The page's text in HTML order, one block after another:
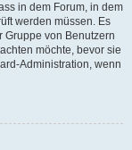
in dem Forum, in dem
werden müssen. Es
Gruppe von Benutzern
möchte, bevor sie
Administration, wenn